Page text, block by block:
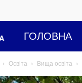
Освіта
і
ГОЛОВНА
Освіта Вища освіта